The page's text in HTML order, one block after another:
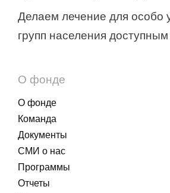
Делаем лечение для особо
групп населения доступным
О фонде
О фонде
Команда
Документы
СМИ о нас
Программы
Отчеты